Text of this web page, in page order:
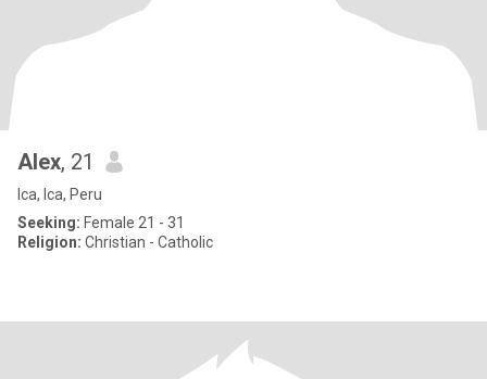
Alex, 21
Ica, Ica, Peru
Seeking: Female 21 - 31
Religion: Christian - Catholic